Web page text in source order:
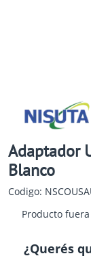
Adaptador
Blanco
Codigo:
Producto
¿Querés